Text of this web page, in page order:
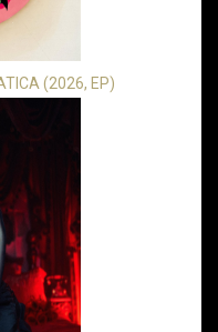
(2026, EP)